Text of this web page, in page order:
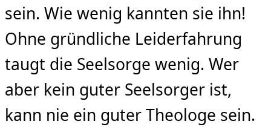
sein. Wie wenig kannten sie ihn!
Ohne gründliche Leiderfahrung
taugt die Seelsorge wenig. Wer
aber kein guter Seelsorger ist,
kann nie ein guter Theologe sein.